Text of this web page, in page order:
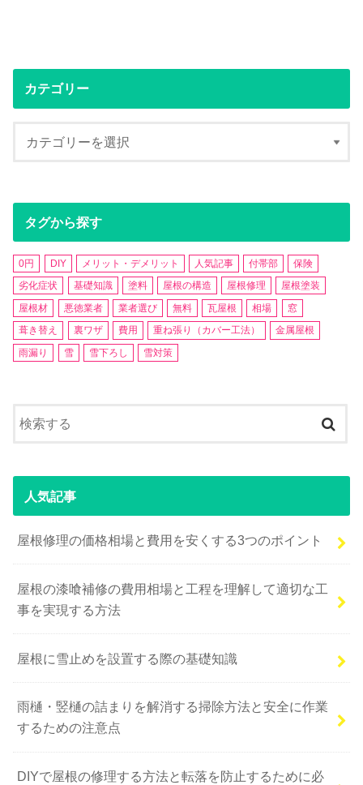
カテゴリー
タグから探す
0円 DIY メリット・デメリット 人気記事 付帯部
保険
劣化症状
基礎知識 塗料 屋根の構造 屋根修理
屋根塗装
屋根材
悪徳業者 業者選び 無料 瓦屋根 相場
窓
葺き替え
裏ワザ 費用 重ね張り（カバー工法）
金属屋根
雨漏り
雪 雪下ろし 雪対策
人気記事
屋根修理の価格相場と費用を安くする3つのポイント
屋根の漆喰補修の費用相場と工程を理解して適切な工
事を実現する方法
屋根に雪止めを設置する際の基礎知識
雨樋・竪樋の詰まりを解消する掃除方法と安全に作業
するための注意点
DIYで屋根の修理する方法と転落を防止するために必